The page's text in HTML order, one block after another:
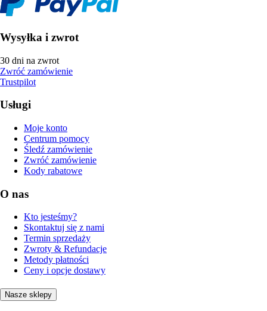
Wysyłka i zwrot
30 dni na zwrot
Zwróć zamówienie
Trustpilot
Usługi
Moje konto
Centrum pomocy
Śledź zamówienie
Zwróć zamówienie
Kody rabatowe
O nas
Kto jesteśmy?
Skontaktuj się z nami
Termin sprzedaży
Zwroty & Refundacje
Metody płatności
Ceny i opcje dostawy
Nasze sklepy